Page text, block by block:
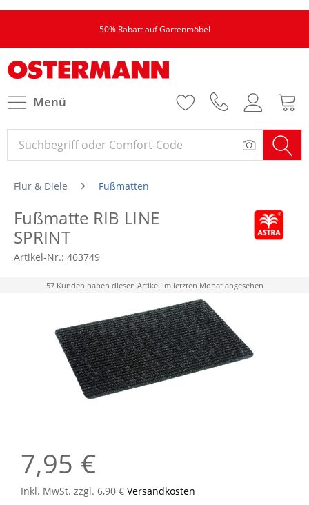
50% Rabatt auf Gartenmöbel
Menü
Flur & Diele Fußmatten
Fußmatte RIB LINE
SPRINT
Artikel-Nr.: 463749
57 Kunden haben diesen Artikel im letzten Monat angesehen
7,95 €
Inkl. MwSt. zzgl. 6,90 € Versandkosten